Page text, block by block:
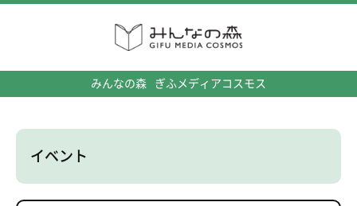
みんなの森 ぎふメディアコスモス
イベント